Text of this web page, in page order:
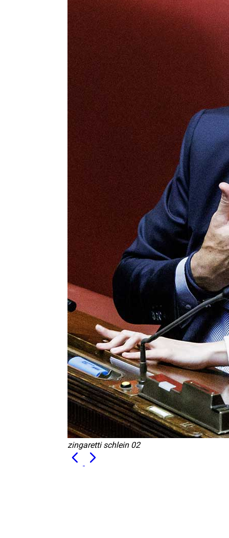
zingaretti schlein 02